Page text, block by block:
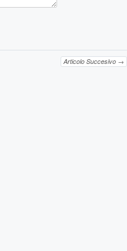
Articolo Succesivo →